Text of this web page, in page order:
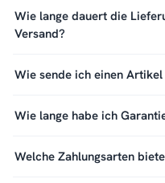
Wie lange dauert die
Versand?
Wie sende ich einen
Wie lange habe ich
Welche Zahlungsarten